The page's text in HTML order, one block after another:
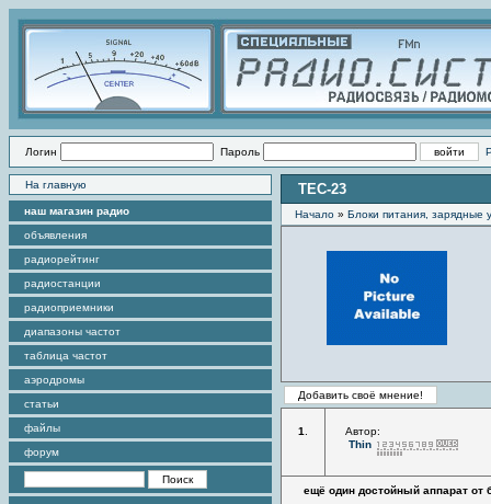
Логин Пароль
На главную
наш магазин радио
объявления
радиорейтинг
радиостанции
радиоприемники
диапазоны частот
таблица частот
аэродромы
статьи
файлы
форум
ТЕС-23
Начало » Блоки питания, зарядные
1
Автор:
Thin
ещё один достойный аппарат от